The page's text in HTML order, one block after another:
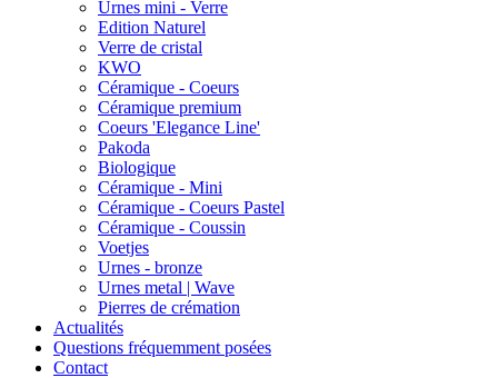
Urnes mini - Verre
Edition Naturel
Verre de cristal
KWO
Céramique - Coeurs
Céramique premium
Coeurs 'Elegance Line'
Pakoda
Biologique
Céramique - Mini
Céramique - Coeurs Pastel
Céramique - Coussin
Voetjes
Urnes - bronze
Urnes metal | Wave
Pierres de crémation
Actualités
Questions fréquemment posées
Contact